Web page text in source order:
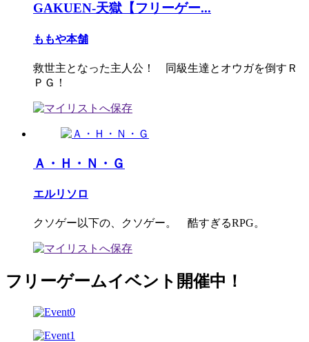
GAKUEN-天獄【フリーゲー...
ももや本舗
救世主となった主人公！ 同級生達とオウガを倒すＲ
ＰＧ！
Ａ・Ｈ・Ｎ・Ｇ
エルリソロ
クソゲー以下の、クソゲー。 酷すぎるRPG。
フリーゲームイベント開催中！